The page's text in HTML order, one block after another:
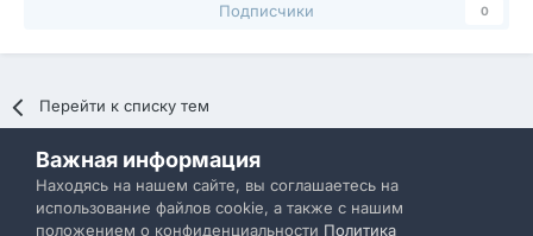
Подписчики 0
Перейти к списку тем
Политика конфиденциальности Обратная связь
IBResource
Важная информация
Находясь на нашем сайте, вы соглашаетесь на
использование файлов cookie, а также с нашим
положением о конфиденциальности Политика